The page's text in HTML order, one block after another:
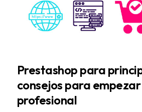
Prestashop para
consejos para
profesional